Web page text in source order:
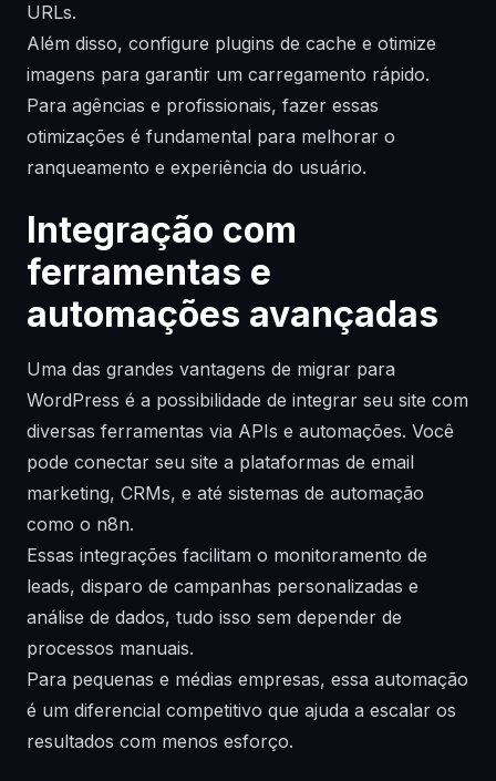
URLs.
Além disso, configure plugins de cache e otimize
imagens para garantir um carregamento rápido.
Para agências e profissionais, fazer essas
otimizações é fundamental para melhorar o
ranqueamento e experiência do usuário.
Integração com
ferramentas e
automações avançadas
Uma das grandes vantagens de migrar para
WordPress é a possibilidade de integrar seu site com
diversas ferramentas via APIs e automações. Você
pode conectar seu site a plataformas de email
marketing, CRMs, e até sistemas de automação
como o n8n.
Essas integrações facilitam o monitoramento de
leads, disparo de campanhas personalizadas e
análise de dados, tudo isso sem depender de
processos manuais.
Para pequenas e médias empresas, essa automação
é um diferencial competitivo que ajuda a escalar os
resultados com menos esforço.